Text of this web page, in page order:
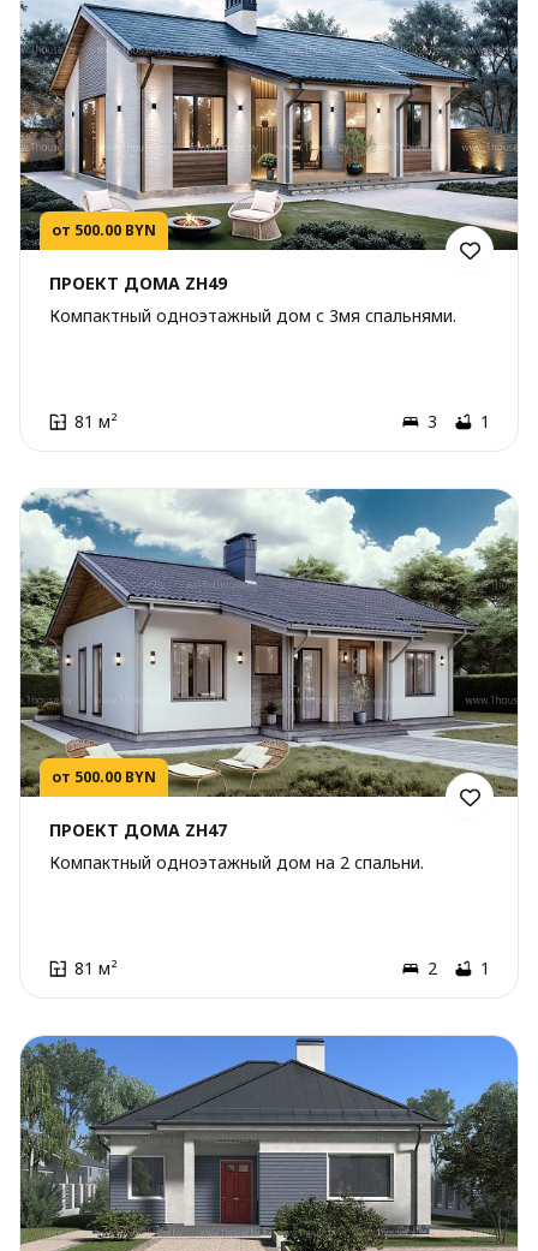
от 500.00 BYN
ПРОЕКТ ДОМА ZH49
Компактный одноэтажный дом с 3мя спальнями.
81 м² 3 1
от 500.00 BYN
ПРОЕКТ ДОМА ZH47
Компактный одноэтажный дом на 2 спальни.
81 м² 2 1